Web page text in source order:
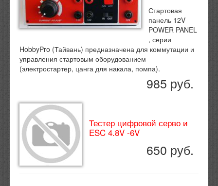
Стартовая
панель 12V
POWER PANEL
, серии
HobbyPro (Тайвань) предназначена для коммутации и
управления стартовым оборудованием
(электростартер, цанга для накала, помпа).
985 руб.
Тестер цифровой серво и
ESC 4.8V -6V
650 руб.